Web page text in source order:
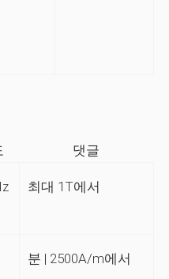
댓글
최대 1T에서
분 | 2500A/m에서